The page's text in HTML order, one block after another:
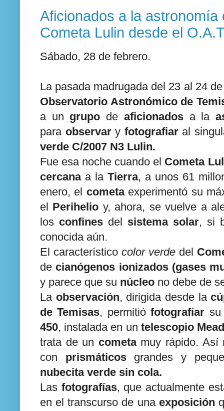
Aficionados a la
Cometa Lulin desde el
Sábado, 28 de febrero.
La pasada madrugada del 23 al 24
Observatorio Astronómico de
a un grupo de aficionadosa la
para observary fotografiaral
verde C/2007 N3 Lulin.
Fue esa noche cuando el Cometa
cercanaa la Tierra, a unos 61
enero, el cometaexperimentó su
el
Perihelio y, ahora, se vuelve a
los confines del sistema solar, si
conocida aún.
El característico color verdedel
decianógenos ionizados (gases
y parece que su núcleo no debe de
La observación, dirigida desde la
de Temisas, permitiófotografíar
450, instalada en un telescopio
trata de un cometamuy rápido. Así
con prismáticosgrandes y
nubecita verde sin cola.
Las fotografías, que actualmente
en el transcurso de una exposición